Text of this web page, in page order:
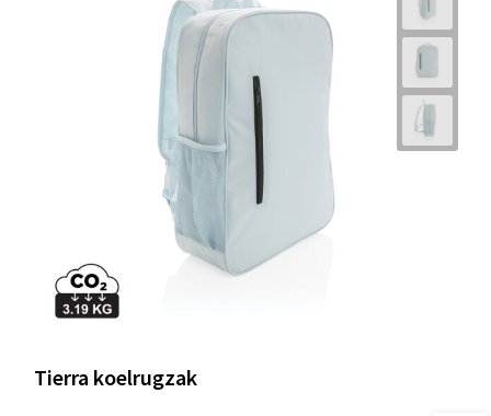
Tierra koelrugzak